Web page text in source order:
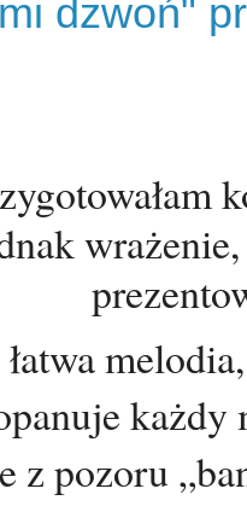
dzwoń"
wraż
z pozoru